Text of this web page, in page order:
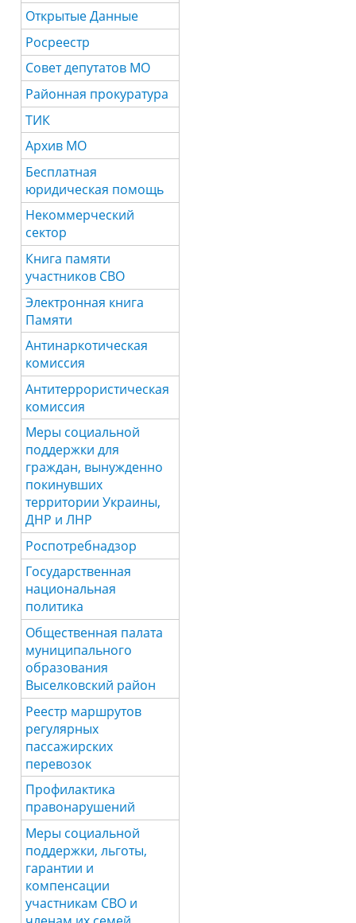
Открытые Данные
Росреестр
Совет депутатов МО
Районная прокуратура
ТИК
Архив МО
Бесплатная
юридическая помощь
Некоммерческий
сектор
Книга памяти
участников СВО
Электронная книга
Памяти
Антинаркотическая
комиссия
Антитеррористическая
комиссия
Меры социальной
поддержки для
граждан, вынужденно
покинувших
территории Украины,
ДНР и ЛНР
Роспотребнадзор
Государственная
национальная
политика
Общественная палата
муниципального
образования
Выселковский район
Реестр маршрутов
регулярных
пассажирских
перевозок
Профилактика
правонарушений
Меры социальной
поддержки, льготы,
гарантии и
компенсации
участникам СВО и